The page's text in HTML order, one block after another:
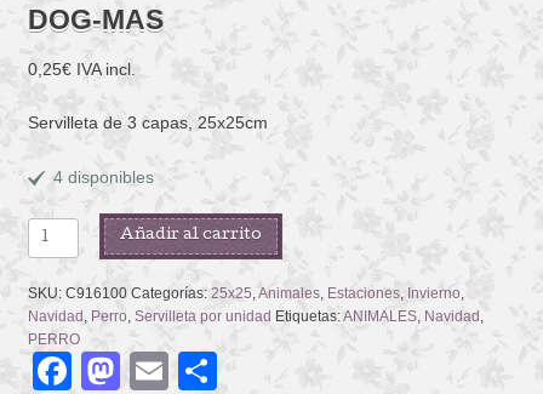
DOG-MAS
0,25€ IVA incl.
Servilleta de 3 capas, 25x25cm
4 disponibles
DOG-
MAS
cantidad
Añadir al carrito
SKU: C916100 Categorías: 25x25 Animales, Estaciones, Invierno
Navidad Perro Servilleta por unidad Etiquetas:ANIMALES, Navidad
PERRO
Facebook
Mastodon
EmailCompartir